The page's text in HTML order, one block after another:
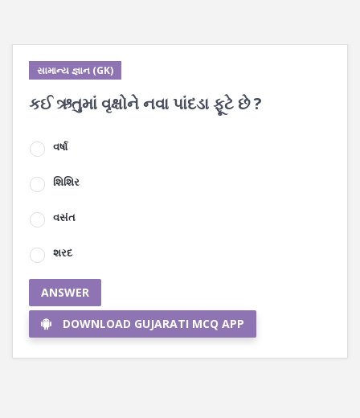
સામાન્ય જ્ઞાન (GK)
કઈ ઋતુમાં વૃક્ષોને નવા પાંદડા ફૂટે છે ?
વર્ષા
શિશિર
વસંત
શરદ
ANSWER
DOWNLOAD GUJARATI MCQ APP